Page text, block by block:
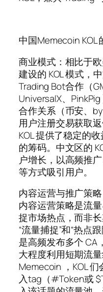
中国Memecoin KOL
商业模式：相比于
建设的 KOL 模式，
Trading Bot合作（
UniversalX、
合作关系（币安、
用户注册交易获取
KOL 提供了稳定的
的筹码。中文区的
户增长，以高频推
等方式吸引用户。
内容运营与推广策
内容运营策略是流
捉市场热点，而非
“流量捕捉”和“热点
是高频发布多个 CA
大程度利用短期流
Memecoin ，KOL
入tag（#Token或